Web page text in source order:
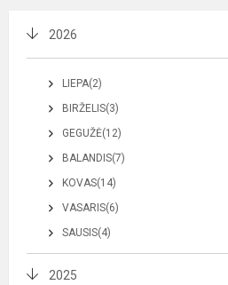
2026
LIEPA(2)
BIRŽELIS(3)
GEGUŽĖ(12)
BALANDIS(7)
KOVAS(14)
VASARIS(6)
SAUSIS(4)
2025